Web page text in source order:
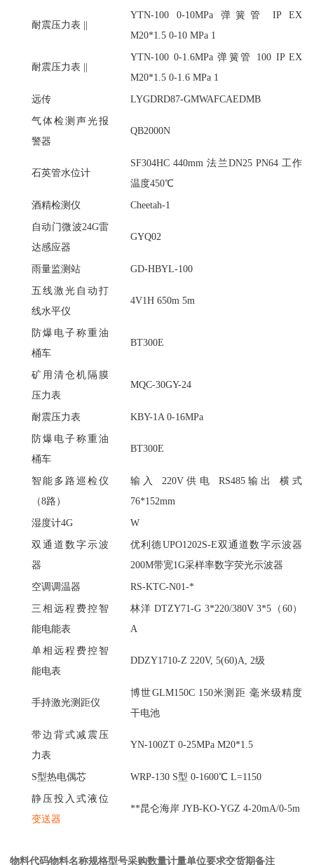
耐震压力表
YTN-100 0-10MPa 弹簧管 IP EX
M20*1.5 0-10 MPa 1
耐震压力表
YTN-100 0-1.6MPa 弹簧管 100 IP EX
M20*1.5 0-1.6 MPa 1
远传 LYGDRD87-GMWAFCAEDMB
气体检测声光报
警器
QB2000N
石英管水位计
SF304HC 440mm 法兰DN25 PN64 工作
温度450℃
酒精检测仪 Cheetah-1
自动门微波24G雷
达感应器
GYQ02
雨量监测站 GD-HBYL-100
五线激光自动打
线水平仪
4V1H 650m 5m
防爆电子称重油
桶车
BT300E
矿用清仓机隔膜
压力表
MQC-30GY-24
耐震压力表 KBY-1A 0-16MPa
防爆电子称重油
桶车
BT300E
智能多路巡检仪
（8路）
输入
220V供电 RS485输出 横式
76*152mm
湿度计4G W
双通道数字示波
器
优利德UPO1202S-E双通道数字示波器
200M带宽1G采样率数字荧光示波器
空调调温器 RS-KTC-N01-*
三相远程费控智
能电能表
林洋 DTZY71-G 3*220/380V 3*5（60）
A
单相远程费控智
能电表
DDZY1710-Z 220V, 5(60)A, 2级
手持激光测距仪
博世GLM150C 150米测距 毫米级精度
干电池
带边背式减震压
力表
YN-100ZT 0-25MPa M20*1.5
S型热电偶芯 WRP-130 S型 0-1600℃ L=1150
静压投入式液位
变送器
**昆仑海岸 JYB-KO-YGZ 4-20mA/0-5m
物料代码物料名称规格型号采购数量计量单位要求交货期备注